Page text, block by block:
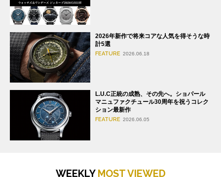
2026年新作で将来コアな人気を得そうな時
計5選
FEATURE 2026.06.18
L.U.C正統の成熟、その先へ。ショパール
マニュファクチュール30周年を祝うコレク
ション最新作
FEATURE 2026.06.05
WEEKLY MOST VIEWED